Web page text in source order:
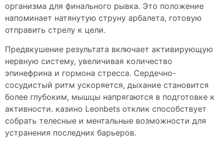
организма для финального рывка. Это положение
напоминает натянутую струну арбалета, готовую
отправить стрелу к цели.
Предвкушение результата включает активирующую
нервную систему, увеличивая количество
эпинефрина и гормона стресса. Сердечно-
сосудистый ритм ускоряется, дыхание становится
более глубоким, мышцы напрягаются в подготовке к
активности. казино Leonbets отклик способствует
собрать телесные и ментальные возможности для
устранения последних барьеров.